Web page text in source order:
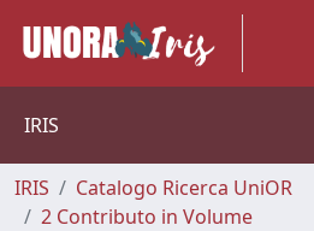
IRIS
IRIS
Catalogo Ricerca UniOR
2 Contributo in Volume